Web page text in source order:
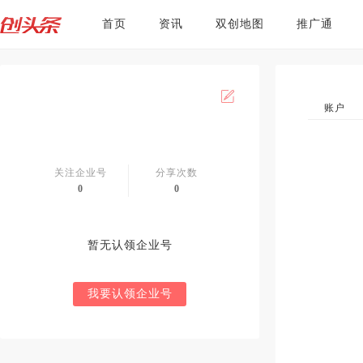
首页 资讯 双创地图 推广通
关注企业号
0
分享次数
0
暂无认领企业号
我要认领企业号
账户